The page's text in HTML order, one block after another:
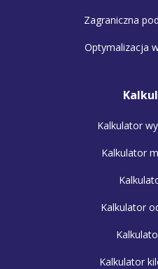
Zagraniczna
Optymalizacja
Kalkulator
Kalkulator
Kalkulator
Kalkulator